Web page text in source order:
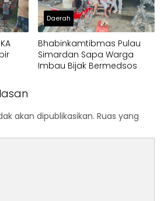
Daerah
Bhabinkamtibmas Pulau
Simardan Sapa Warga
Imbau Bijak Bermedsos
akan dipublikasikan. Ruas yang